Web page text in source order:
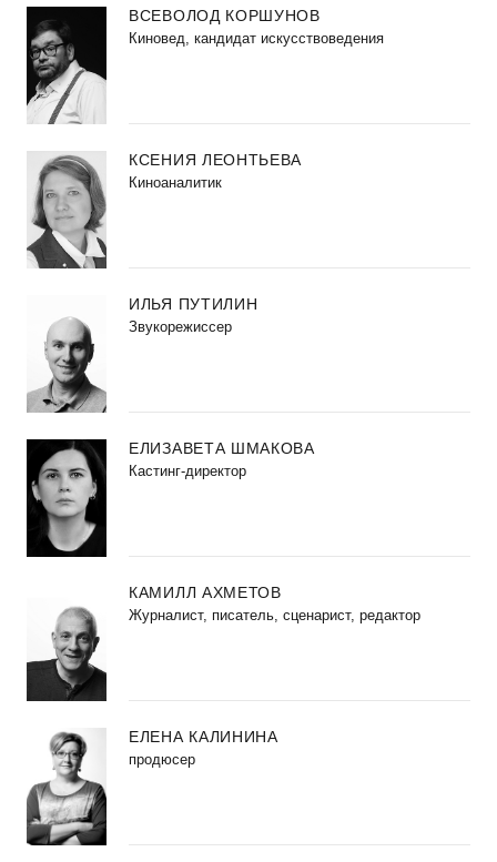
ВСЕВОЛОД КОРШУНОВ
Киновед, кандидат искусствоведения
КСЕНИЯ ЛЕОНТЬЕВА
Киноаналитик
ИЛЬЯ ПУТИЛИН
Звукорежиссер
ЕЛИЗАВЕТА ШМАКОВА
Кастинг-директор
КАМИЛЛ АХМЕТОВ
Журналист, писатель, сценарист, редактор
ЕЛЕНА КАЛИНИНА
продюсер